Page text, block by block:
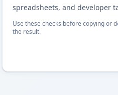
spreadsheets, and developer
Use these checks before copying or
the result.